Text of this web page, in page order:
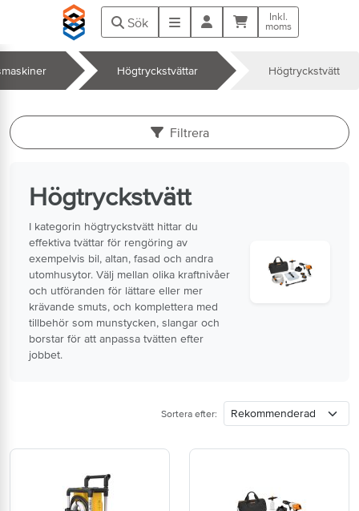
Hoppa till huvudinnehåll
Sök Meny Kundvagn
Inkl.
moms
Högtryckstvättar Högtryckstvätt
Filtrera
Högtryckstvätt
I kategorin högtryckstvätt hittar du
effektiva tvättar för rengöring av
exempelvis bil, altan, fasad och andra
utomhusytor. Välj mellan olika kraftnivåer
och utföranden för lättare eller mer
krävande smuts, och komplettera med
tillbehör som munstycken, slangar och
borstar för att anpassa tvätten efter
jobbet.
Sortera efter: